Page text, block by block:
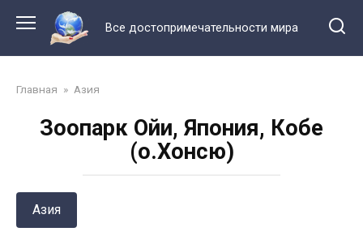
контенту
Все достопримечательности мира
Главная » Азия
Зоопарк Ойи, Япония, Кобе
(о.Хонсю)
Азия